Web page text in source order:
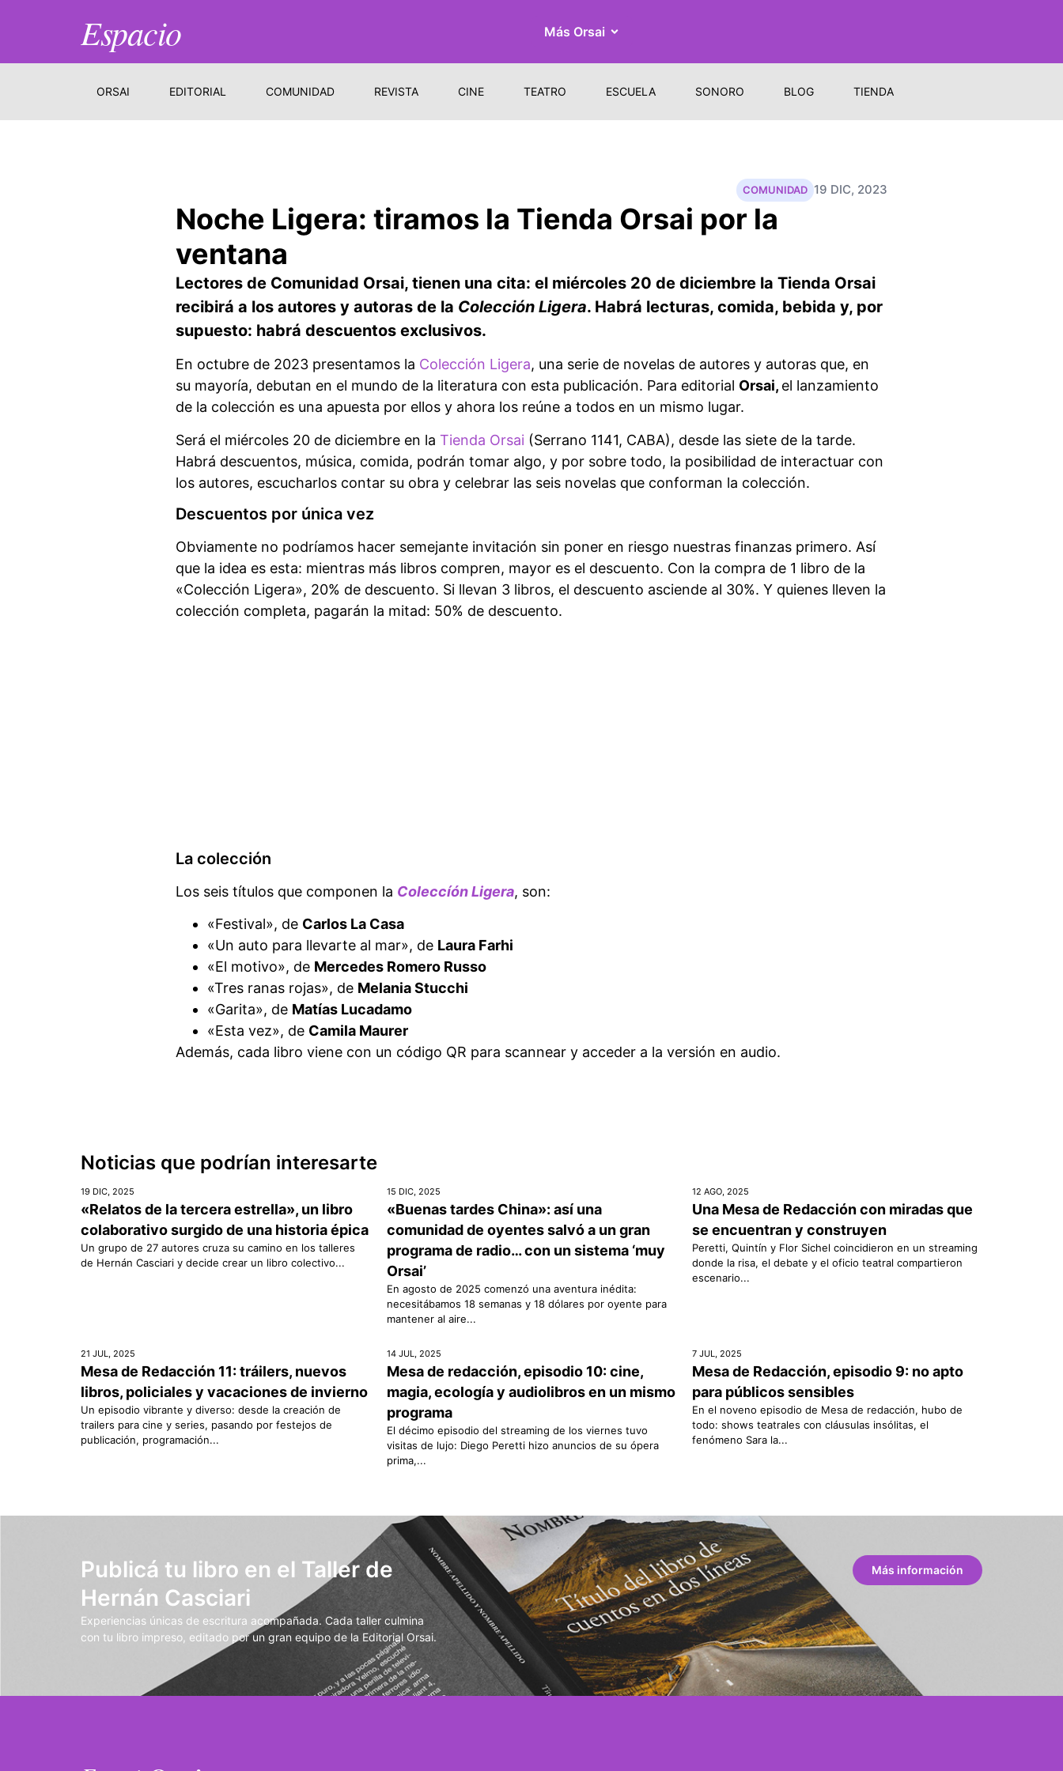
Espacio Más Orsai
ORSAI EDITORIAL COMUNIDAD REVISTA CINE TEATRO ESCUELA SONORO BLOG TIENDA
19 DIC, 2023
COMUNIDAD
Noche Ligera: tiramos la Tienda Orsai por la
ventana
Lectores de Comunidad Orsai, tienen una cita: el miércoles 20 de diciembre la Tienda Orsai
recibirá a los autores y autoras de la Colección Ligera. Habrá lecturas, comida, bebida y, por
supuesto: habrá descuentos exclusivos.
En octubre de 2023 presentamos la Colección Ligera, una serie de novelas de autores y autoras que, en
su mayoría, debutan en el mundo de la literatura con esta publicación. Para editorial Orsai, el lanzamiento
de la colección es una apuesta por ellos y ahora los reúne a todos en un mismo lugar.
Será el miércoles 20 de diciembre en la Tienda Orsai (Serrano 1141, CABA), desde las siete de la tarde.
Habrá descuentos, música, comida, podrán tomar algo, y por sobre todo, la posibilidad de interactuar con
los autores, escucharlos contar su obra y celebrar las seis novelas que conforman la colección.
Descuentos por única vez
Obviamente no podríamos hacer semejante invitación sin poner en riesgo nuestras finanzas primero. Así
que la idea es esta: mientras más libros compren, mayor es el descuento. Con la compra de 1 libro de la
«Colección Ligera», 20% de descuento. Si llevan 3 libros, el descuento asciende al 30%. Y quienes lleven la
colección completa, pagarán la mitad: 50% de descuento.
La colección
Los seis títulos que componen la Coleccíón Ligera, son:
«Festival», de Carlos La Casa
«Un auto para llevarte al mar», de Laura Farhi
«El motivo», de Mercedes Romero Russo
«Tres ranas rojas», de Melania Stucchi
«Garita», de Matías Lucadamo
«Esta vez», de Camila Maurer
Además, cada libro viene con un código QR para scannear y acceder a la versión en audio.
Noticias que podrían interesarte
19 DIC, 2025
«Relatos de la tercera estrella», un libro
colaborativo surgido de una historia épica
Un grupo de 27 autores cruza su camino en los talleres
de Hernán Casciari y decide crear un libro colectivo...
15 DIC, 2025
«Buenas tardes China»: así una
comunidad de oyentes salvó a un gran
programa de radio… con un sistema ‘muy
Orsai’
En agosto de 2025 comenzó una aventura inédita:
necesitábamos 18 semanas y 18 dólares por oyente para
mantener al aire...
12 AGO, 2025
Una Mesa de Redacción con miradas que
se encuentran y construyen
Peretti, Quintín y Flor Sichel coincidieron en un streaming
donde la risa, el debate y el oficio teatral compartieron
escenario...
21 JUL, 2025
Mesa de Redacción 11: tráilers, nuevos
libros, policiales y vacaciones de invierno
Un episodio vibrante y diverso: desde la creación de
trailers para cine y series, pasando por festejos de
publicación, programación...
14 JUL, 2025
Mesa de redacción, episodio 10: cine,
magia, ecología y audiolibros en un mismo
programa
El décimo episodio del streaming de los viernes tuvo
visitas de lujo: Diego Peretti hizo anuncios de su ópera
prima,...
7 JUL, 2025
Mesa de Redacción, episodio 9: no apto
para públicos sensibles
En el noveno episodio de Mesa de redacción, hubo de
todo: shows teatrales con cláusulas insólitas, el
fenómeno Sara la...
Publicá tu libro en el Taller de
Hernán Casciari
Experiencias únicas de escritura acompañada. Cada taller culmina
con tu libro impreso, editado por un gran equipo de la Editorial Orsai.
Más información